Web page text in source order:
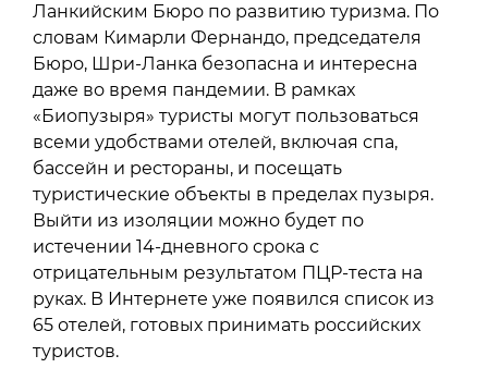
Ланкийским Бюро по развитию туризма. По
словам Кимарли Фернандо, председателя
Бюро, Шри-Ланка безопасна и интересна
даже во время пандемии. В рамках
«Биопузыря» туристы могут пользоваться
всеми удобствами отелей, включая спа,
бассейн и рестораны, и посещать
туристические объекты в пределах пузыря.
Выйти из изоляции можно будет по
истечении 14-дневного срока с
отрицательным результатом ПЦР-теста на
руках. В Интернете уже появился список из
65 отелей, готовых принимать российских
туристов.